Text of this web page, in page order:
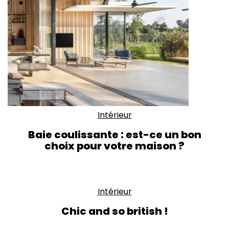
Intérieur
Baie coulissante : est-ce un bon
choix pour votre maison ?
Intérieur
Chic and so british !